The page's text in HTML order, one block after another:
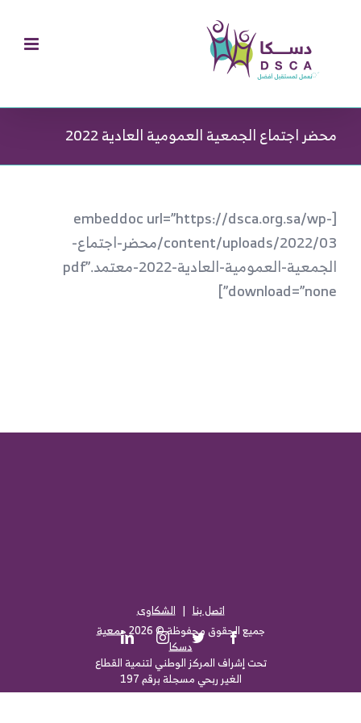
content
محضر اجتماع الجمعية العمومية العادية 2022
[embeddoc url=”https://dsca.org.sa/wp-
content/uploads/2022/03/محضر-اجتماع-
الجمعية-العمومية-العادية-2022-معتمد.pdf”
download=”none”]
اتصل بنا|الشكاوى
جميع الحقوق محفوظة ©2026جمعية
دسكا
تحت إشراف المركز الوطني لتنمية القطاع
الغير ربحي مسجلة برقم 197
Facebook
Twitter
Instagram
LinkedIn